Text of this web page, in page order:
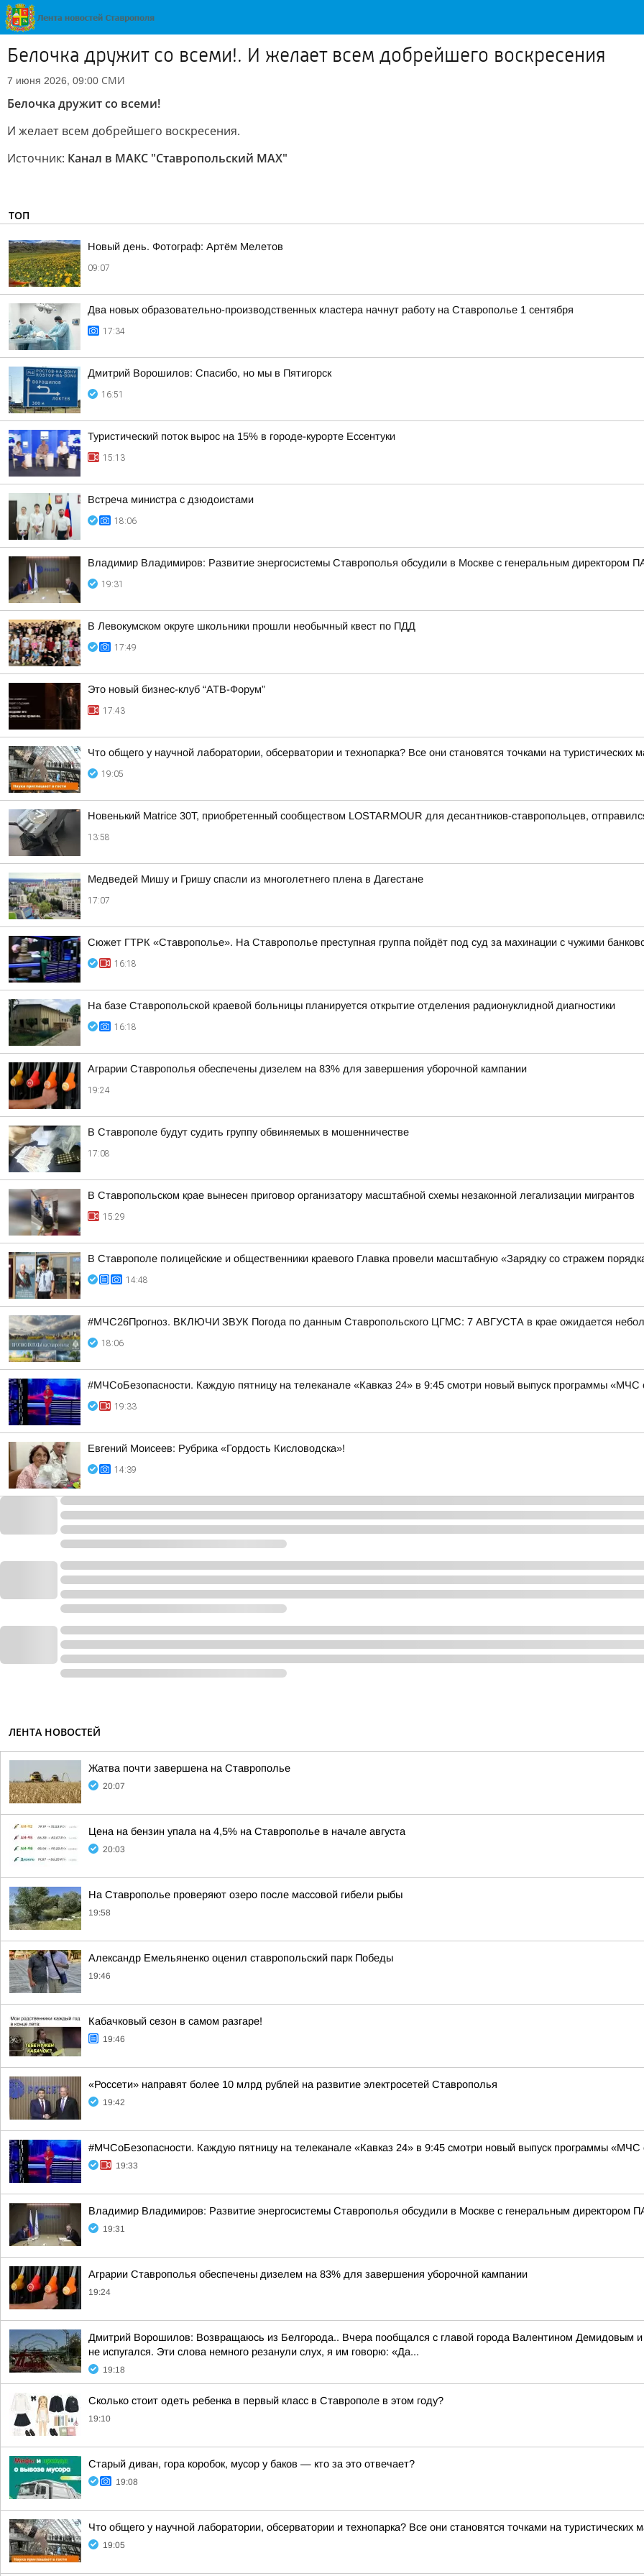
Белочка дружит со всеми!. И желает всем добрейшего воскресения
7 июня 2026, 09:00 СМИ
Белочка дружит со всеми!
И желает всем добрейшего воскресения.
Источник: Канал в МАКС "Ставропольский MAX"
ТОП
Новый день. Фотограф: Артём Мелетов
09:07
Два новых образовательно-производственных кластера начнут работу на Ставрополье 1 сентября
17:34
Дмитрий Ворошилов: Спасибо, но мы в Пятигорск
16:51
Туристический поток вырос на 15% в городе-курорте Ессентуки
15:13
Встреча министра с дзюдоистами
18:06
Владимир Владимиров: Развитие энергосистемы Ставрополья обсудили в Москве с генеральным
19:31
В Левокумском округе школьники прошли необычный квест по ПДД
17:49
Это новый бизнес-клуб “АТВ-Форум”
17:43
Что общего у научной лаборатории, обсерватории и технопарка? Все они становятся точками на туристических
19:05
Новенький Matrice 30T, приобретенный сообществом LOSTARMOUR для десантников-ставропольцев,
13:58
Медведей Мишу и Гришу спасли из многолетнего плена в Дагестане
17:07
Сюжет ГТРК «Ставрополье». На Ставрополье преступная группа пойдёт под суд за махинации с чужими
16:18
На базе Ставропольской краевой больницы планируется открытие отделения радионуклидной диагностики
16:18
Аграрии Ставрополья обеспечены дизелем на 83% для завершения уборочной кампании
19:24
В Ставрополе будут судить группу обвиняемых в мошенничестве
17:08
В Ставропольском крае вынесен приговор организатору масштабной схемы незаконной легализации мигрантов
15:29
В Ставрополе полицейские и общественники краевого Главка провели масштабную «Зарядку со стражем
14:48
#МЧС26Прогноз. ВКЛЮЧИ ЗВУК Погода по данным Ставропольского ЦГМС: 7 АВГУСТА в крае ожидается
18:06
#МЧСоБезопасности. Каждую пятницу на телеканале «Кавказ 24» в 9:45 смотри новый выпуск программы «МЧС
19:33
Евгений Моисеев: Рубрика «Гордость Кисловодска»!
14:39
ЛЕНТА НОВОСТЕЙ
Жатва почти завершена на Ставрополье
20:07
Цена на бензин упала на 4,5% на Ставрополье в начале августа
20:03
На Ставрополье проверяют озеро после массовой гибели рыбы
19:58
Александр Емельяненко оценил ставропольский парк Победы
19:46
Кабачковый сезон в самом разгаре!
19:46
«Россети» направят более 10 млрд рублей на развитие электросетей Ставрополья
19:42
#МЧСоБезопасности. Каждую пятницу на телеканале «Кавказ 24» в 9:45 смотри новый выпуск программы «МЧС
19:33
Владимир Владимиров: Развитие энергосистемы Ставрополья обсудили в Москве с генеральным
19:31
Аграрии Ставрополья обеспечены дизелем на 83% для завершения уборочной кампании
19:24
Дмитрий Ворошилов: Возвращаюсь из Белгорода.. Вчера пообщался с главой города Валентином Демидовым и
не испугался. Эти слова немного резанули слух, я им говорю: «Да...
19:18
Сколько стоит одеть ребенка в первый класс в Ставрополе в этом году?
19:10
Старый диван, гора коробок, мусор у баков — кто за это отвечает?
19:08
Что общего у научной лаборатории, обсерватории и технопарка? Все они становятся точками на туристических
19:05